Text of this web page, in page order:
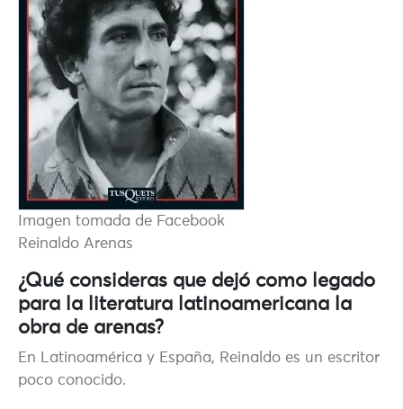
Imagen tomada de Facebook
Reinaldo Arenas
¿Qué consideras que dejó como legado
para la literatura latinoamericana la
obra de arenas?
En Latinoamérica y España, Reinaldo es un escritor
poco conocido.